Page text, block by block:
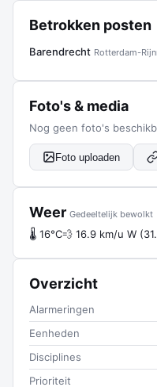
Betrokken posten
Barendrecht Rotterdam-
Foto's & media
Nog geen foto's
Foto uploaden
Weer Gedeeltelijk bewolkt
🌡 16°C💨 16.9 km/u W
Overzicht
Alarmeringen
Eenheden
Disciplines
Prioriteit